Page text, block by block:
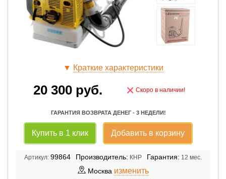
▼ Краткие характеристики
20 300 руб. × Скоро в наличии!
ГАРАНТИЯ ВОЗВРАТА ДЕНЕГ - 3 НЕДЕЛИ!
Купить в 1 клик Добавить в корзину
Артикул: 99864 Производитель: КНР Гарантия: 12 мес.
Москва изменить